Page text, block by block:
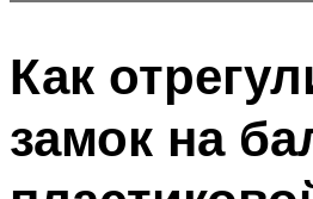
Как
замок на